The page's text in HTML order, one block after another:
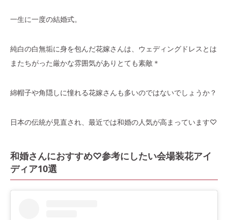
一生に一度の結婚式。
純白の白無垢に身を包んだ花嫁さんは、ウェディングドレスとは
またちがった厳かな雰囲気がありとても素敵＊
綿帽子や角隠しに憧れる花嫁さんも多いのではないでしょうか？
日本の伝統が見直され、最近では和婚の人気が高まっています♡
和婚さんにおすすめ♡参考にしたい会場装花アイ
ディア10選